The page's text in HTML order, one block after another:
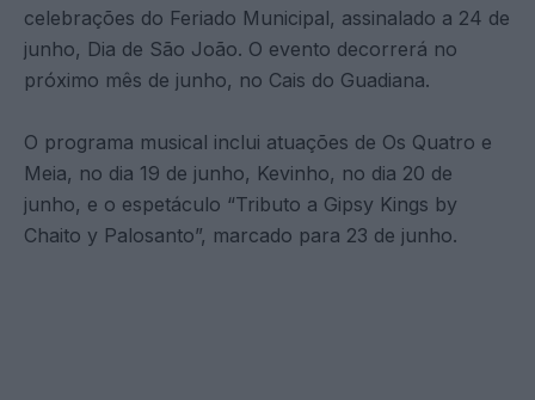
celebrações do Feriado Municipal, assinalado a 24 de
junho, Dia de São João. O evento decorrerá no
próximo mês de junho, no Cais do Guadiana.
O programa musical inclui atuações de Os Quatro e
Meia, no dia 19 de junho, Kevinho, no dia 20 de
junho, e o espetáculo “Tributo a Gipsy Kings by
Chaito y Palosanto”, marcado para 23 de junho.